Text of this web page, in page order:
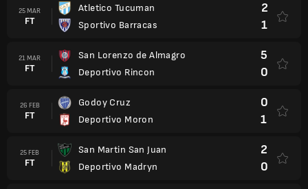
25 MAR
FT
Atletico Tucuman
Sportivo Barracas
2
1
21 MAR
FT
San Lorenzo de Almagro
Deportivo Rincon
5
0
26 FEB
FT
Godoy Cruz
Deportivo Moron
0
1
25 FEB
FT
San Martin San Juan
Deportivo Madryn
2
0